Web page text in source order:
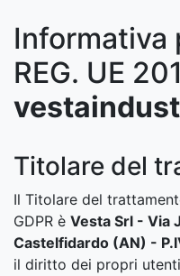
Informativa
REG. UE
Titolare del
Il Titolare del
GDPR è Vesta Srl - Via
Castelfidardo (AN) -
il diritto dei propri